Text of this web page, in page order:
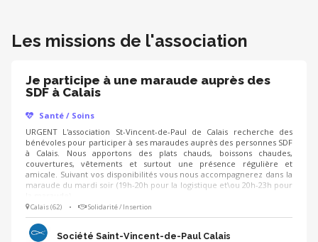
Les missions de l'association
Je participe à une maraude auprès des
SDF à Calais
Santé / Soins
URGENT L'association St-Vincent-de-Paul de Calais recherche des
bénévoles pour participer à ses maraudes auprès des personnes SDF
à Calais. Nous apportons des plats chauds, boissons chaudes,
couvertures, vêtements et surtout une présence régulière et
amicale. Suivant vos disponibilités vous nous accompagnerez dans la
maraude du mardi soir (19h-20h pour la logistique et\ou 20h-23h pour
Calais (62) • Solidarité / Insertion
Société Saint-Vincent-de-Paul Calais